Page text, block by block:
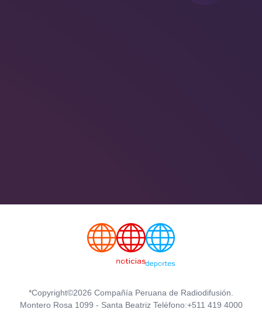
*Copyright©2026 Compañía Peruana de Radiodifusión.
Montero Rosa 1099 - Santa Beatriz Teléfono:+511 419 4000